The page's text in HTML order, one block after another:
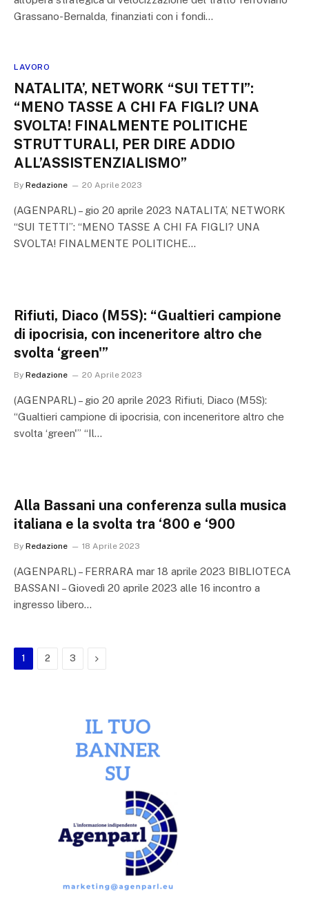
Grassano-Bernalda, finanziati con i fondi…
LAVORO
NATALITA’, NETWORK “SUI TETTI”:
“MENO TASSE A CHI FA FIGLI? UNA
SVOLTA! FINALMENTE POLITICHE
STRUTTURALI, PER DIRE ADDIO
ALL’ASSISTENZIALISMO”
By Redazione 20 Aprile 2023
(AGENPARL) – gio 20 aprile 2023 NATALITA’, NETWORK
“SUI TETTI”: “MENO TASSE A CHI FA FIGLI? UNA
SVOLTA! FINALMENTE POLITICHE…
Rifiuti, Diaco (M5S): “Gualtieri campione
di ipocrisia, con inceneritore altro che
svolta ‘green'”
By Redazione 20 Aprile 2023
(AGENPARL) – gio 20 aprile 2023 Rifiuti, Diaco (M5S):
“Gualtieri campione di ipocrisia, con inceneritore altro che
svolta ‘green'” “Il…
Alla Bassani una conferenza sulla musica
italiana e la svolta tra ‘800 e ‘900
By Redazione 18 Aprile 2023
(AGENPARL) – FERRARA mar 18 aprile 2023 BIBLIOTECA
BASSANI – Giovedì 20 aprile 2023 alle 16 incontro a
ingresso libero…
1 2 3 Next